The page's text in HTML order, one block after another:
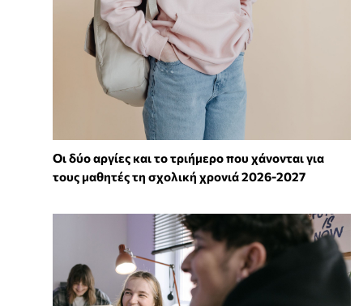
Οι δύο αργίες και το τριήμερο που χάνονται για
τους μαθητές τη σχολική χρονιά 2026-2027